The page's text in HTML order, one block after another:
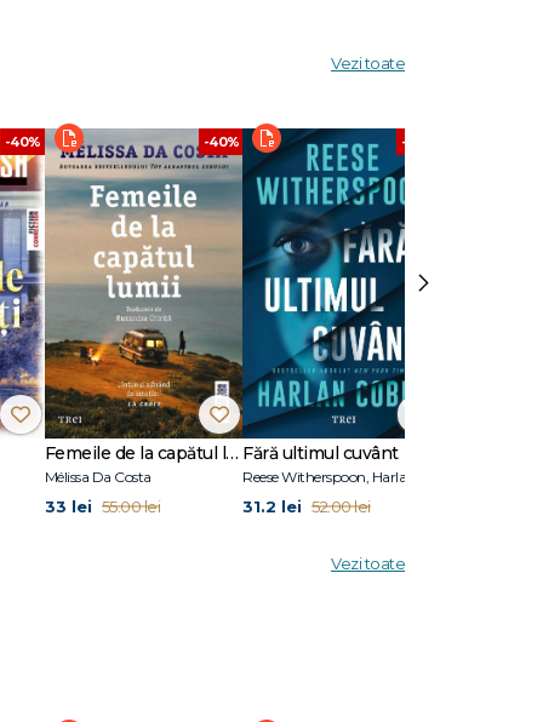
Vezi toate
-40% -40%
Femeile de la capătul lumii
Mélissa Da Costa
33 lei 55.00 lei
-40%
Fără ultimul cuvânt
31.2 lei 52.00 lei
›
Vezi toate